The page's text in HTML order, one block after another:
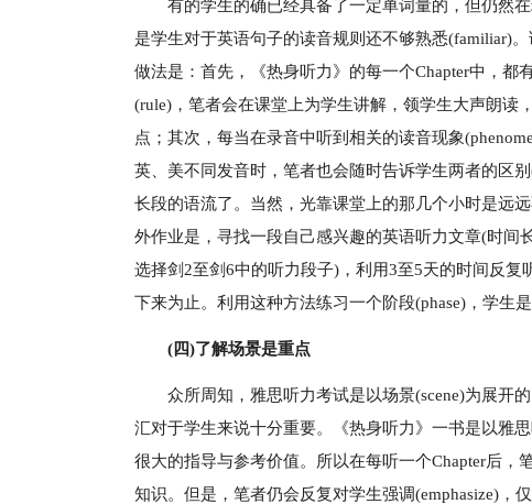
有的学生的确已经具备了一定单词量的，但仍然
是学生对于英语句子的读音规则还不够熟悉(familiar)
做法是：首先，《热身听力》的每一个Chapter中，都
(rule)，笔者会在课堂上为学生讲解，领学生大声朗读
点；其次，每当在录音中听到相关的读音现象
英、美不同发音时，笔者也会随时告诉学生两者的区
长段的语流了。当然，光靠课堂上的那几个小时是远
外作业是，寻找一段自己感兴趣的英语听力文章(时间
选择剑2至剑6中的听力段子)，利用3至5天的时间反
下来为止。利用这种方法练习一个阶段(phase)，学生
(四)了解场景是重点
众所周知，雅思听力考试是以场景(scene)为展开
汇对于学生来说十分重要。《热身听力》一书是以雅
很大的指导与参考价值。所以在每听一个Chapter后
知识。但是，笔者仍会反复对学生强调(emphasize)，